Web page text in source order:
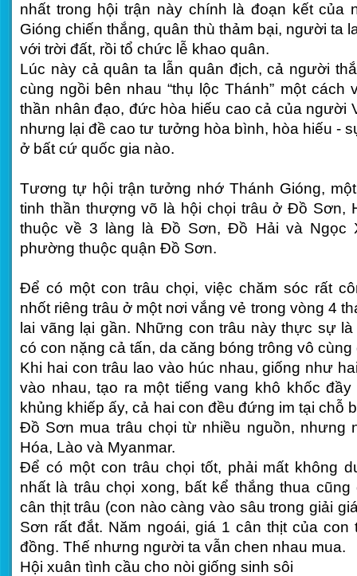
nhất trong hội trận này chính là đoạn kết của
Gióng chiến thắng, quân thù thảm bại, người ta
với trời đất, rồi tổ chức lễ khao quân.
Lúc này cả quân ta lẫn quân địch, cả người
cùng ngồi bên nhau “thụ lộc Thánh” một
thần nhân đạo, đức hòa hiếu cao cả của người
nhưng lại đề cao tư tưởng hòa bình, hòa hiếu -
ở bất cứ quốc gia nào.
Tương tự hội trận tưởng nhớ Thánh Gióng,
tinh thần thượng võ là hội chọi trâu ở Đồ Sơn,
thuộc về 3 làng là Đồ Sơn, Đồ Hải và Ngọc
phường thuộc quận Đồ Sơn.
Để có một con trâu chọi, việc chăm sóc rất
nhốt riêng trâu ở một nơi vắng vẻ trong vòng 4
lai vãng lại gần. Những con trâu này thực sự
có con nặng cả tấn, da căng bóng trông vô
Khi hai con trâu lao vào húc nhau, giống như
vào nhau, tạo ra một tiếng vang khô khốc
khủng khiếp ấy, cả hai con đều đứng im tại chỗ
Đồ Sơn mua trâu chọi từ nhiều nguồn, nhưng
Hóa, Lào và Myanmar.
Để có một con trâu chọi tốt, phải mất không
nhất là trâu chọi xong, bất kể thắng thua
cân thịt trâu (con nào càng vào sâu trong giải
Sơn rất đắt. Năm ngoái, giá 1 cân thịt của con
đồng. Thế nhưng người ta vẫn chen nhau mua.
Hội xuân tình cầu cho nòi giống sinh sôi